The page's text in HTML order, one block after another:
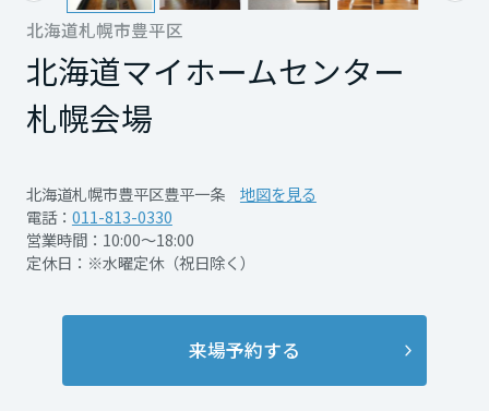
インテリア
住まいづくりガイド
買う
分譲住宅（建売・土地）検索
中古住宅検索
土地活用実例
法人のお客さま
社宅建築
医療・介護・子育て・障がい福祉施設
これから土地活用・賃貸経営をご検討の方
リフォームメニュー
リフォーム事例
事業用
事業用リノベーション
ホテル・旅館リフォーム
リフォーム営業所
再開発・官民連携事業
分譲マンション開発事業
収益不動産・投資開発事業
事業用売買
事業用地・事業用建物
住まいるりんぐ（ロングサポート）
保証制度
ミサワリフォーム
ご相談窓口
企業・IR
ニュース
ミサワホームグループ
IR情報
SDGs
展示場・イベント情報
カタログ請求
住まいのご相談
北海道札幌市豊平区
北海道マイホームセンター
札幌会場
北海道札幌市豊平区豊平一条
地図を見る
電話： 011-813-0330
営業時間：10:00～18:00
定休日：※水曜定休（祝日除く）
来場予約する
宮城県
山形県
予約をお願い致します。